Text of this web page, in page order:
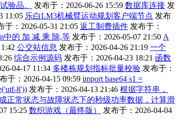
验品。 发布于：2026-06-26 15:59 数据库连接 发
11:05 乐白LM3机械臂运动规划客户端节点 发布
于：2026-05-31 21:05 返工制费插件 发布于：
中的 加 减 乘 除,等 发布于：2026-05-07 21:50 A
公交站信息 发布于：2026-04-26 21:19 一个
综合示例源码 发布于：2026-04-23 18:21 函数
04-17 11:34 多楼栋规划指标批量校验 发布于：
于：2026-04-15 09:59 import base64 s1 =
8')) 发布于：2026-04-13 21:46 根据字符串，
正常状态与故障状态下的秒级功率数据，计算滑
15:25 数织游戏（最终版）
发布于：2026-04-04